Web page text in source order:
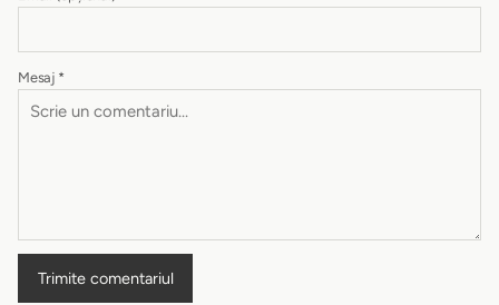
Mesaj *
Trimite comentariul